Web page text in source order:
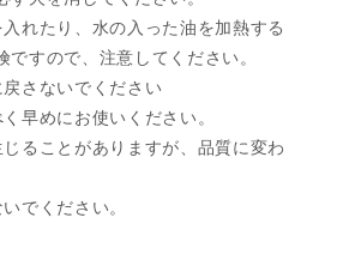
れたり、水の入った油を加熱する
ですので、注意してください。
さないでください
早めにお使いください。
ることがありますが、品質に変わ
でください。